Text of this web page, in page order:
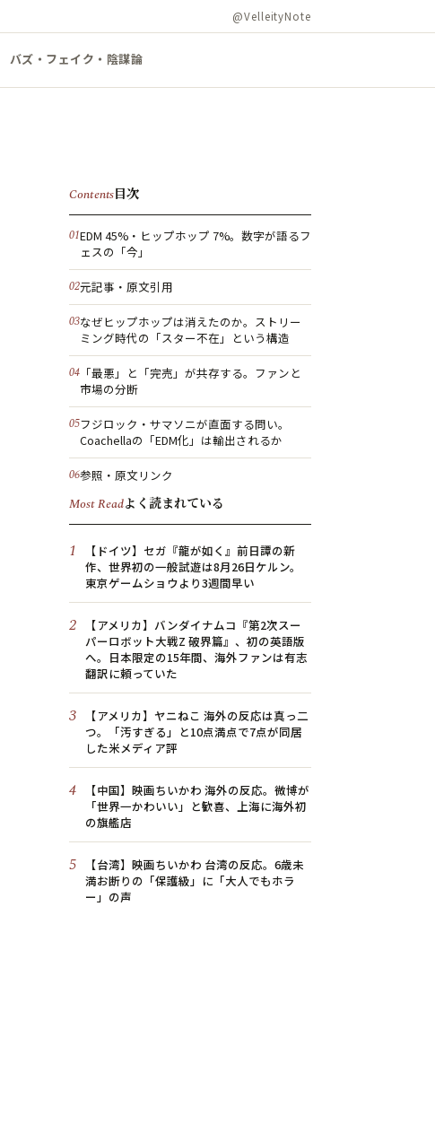
@VelleityNote
バズ・フェイク・陰謀論
Contents目次
EDM 45%・ヒップホップ 7%。数字が語るフ
ェスの「今」
元記事・原文引用
なぜヒップホップは消えたのか。ストリー
ミング時代の「スター不在」という構造
「最悪」と「完売」が共存する。ファンと
市場の分断
フジロック・サマソニが直面する問い。
Coachellaの「EDM化」は輸出されるか
参照・原文リンク
Most Readよく読まれている
1
【ドイツ】セガ『龍が如く』前日譚の新
作、世界初の一般試遊は8月26日ケルン。
東京ゲームショウより3週間早い
2
【アメリカ】バンダイナムコ『第2次スー
パーロボット大戦Z 破界篇』、初の英語版
へ。日本限定の15年間、海外ファンは有志
翻訳に頼っていた
3
【アメリカ】ヤニねこ 海外の反応は真っ二
つ。「汚すぎる」と10点満点で7点が同居
した米メディア評
4
【中国】映画ちいかわ 海外の反応。微博が
「世界一かわいい」と歓喜、上海に海外初
の旗艦店
5
【台湾】映画ちいかわ 台湾の反応。6歳未
満お断りの「保護級」に「大人でもホラ
ー」の声